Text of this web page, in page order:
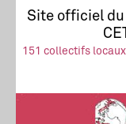
Site officiel
151 collectifs locaux
Actus
Stop à